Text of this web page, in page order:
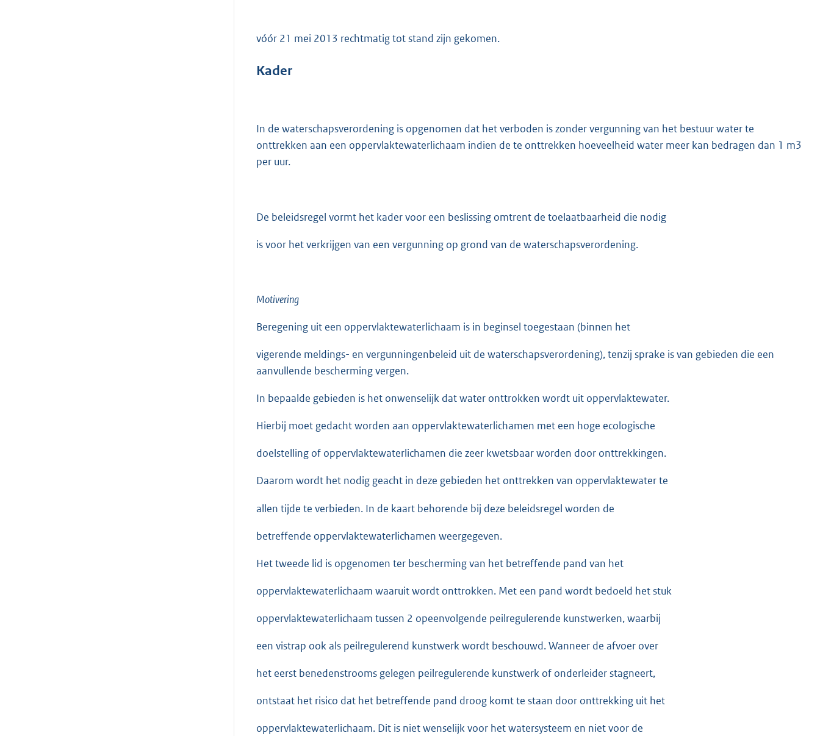
vóór 21 mei 2013 rechtmatig tot stand zijn gekomen.
Kader
In de waterschapsverordening is opgenomen dat het verboden is zonder vergunning van het bestuur water te
onttrekken aan een oppervlaktewaterlichaam indien de te onttrekken hoeveelheid water meer kan bedragen dan 1 m3
per uur.
De beleidsregel vormt het kader voor een beslissing omtrent de toelaatbaarheid die nodig
is voor het verkrijgen van een vergunning op grond van de waterschapsverordening.
Motivering
Beregening uit een oppervlaktewaterlichaam is in beginsel toegestaan (binnen het
vigerende meldings- en vergunningenbeleid uit de waterschapsverordening), tenzij sprake is van gebieden die een
aanvullende bescherming vergen.
In bepaalde gebieden is het onwenselijk dat water onttrokken wordt uit oppervlaktewater.
Hierbij moet gedacht worden aan oppervlaktewaterlichamen met een hoge ecologische
doelstelling of oppervlaktewaterlichamen die zeer kwetsbaar worden door onttrekkingen.
Daarom wordt het nodig geacht in deze gebieden het onttrekken van oppervlaktewater te
allen tijde te verbieden. In de kaart behorende bij deze beleidsregel worden de
betreffende oppervlaktewaterlichamen weergegeven.
Het tweede lid is opgenomen ter bescherming van het betreffende pand van het
oppervlaktewaterlichaam waaruit wordt onttrokken. Met een pand wordt bedoeld het stuk
oppervlaktewaterlichaam tussen 2 opeenvolgende peilregulerende kunstwerken, waarbij
een vistrap ook als peilregulerend kunstwerk wordt beschouwd. Wanneer de afvoer over
het eerst benedenstrooms gelegen peilregulerende kunstwerk of onderleider stagneert,
ontstaat het risico dat het betreffende pand droog komt te staan door onttrekking uit het
oppervlaktewaterlichaam. Dit is niet wenselijk voor het watersysteem en niet voor de